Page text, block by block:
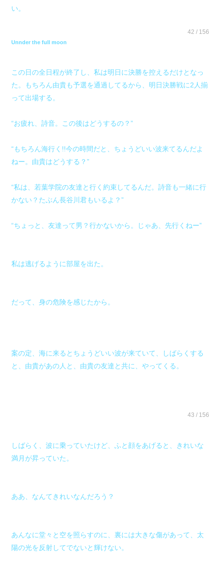
い。
42 / 156
Unnder the full moon
この日の全日程が終了し、私は明日に決勝を控えるだけとなっ
た。もちろん由貴も予選を通過してるから、明日決勝戦に2人揃
って出場する。
“お疲れ、詩音。この後はどうするの？”
“もちろん海行く!!今の時間だと、ちょうどいい波来てるんだよ
ねー。由貴はどうする？”
“私は、若葉学院の友達と行く約束してるんだ。詩音も一緒に行
かない？たぶん長谷川君もいるよ？”
“ちょっと、友達って男？行かないから。じゃあ、先行くねー”
私は逃げるように部屋を出た。
だって、身の危険を感じたから。
案の定、海に来るとちょうどいい波が来ていて、しばらくする
と、由貴があの人と、由貴の友達と共に、やってくる。
43 / 156
しばらく、波に乗っていたけど、ふと顔をあげると、きれいな
満月が昇っていた。
ああ、なんてきれいなんだろう？
あんなに堂々と空を照らすのに、裏には大きな傷があって、太
陽の光を反射してでないと輝けない。